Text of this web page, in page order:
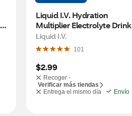
Liquid I.V. Hydration
Multiplier Electrolyte Drink
Mix, Regular, Concord
Grape, 1 CT
Liquid I.V.
101
$2.99
Recoger -
Verificar más tiendas
Entrega el mismo día
Envío